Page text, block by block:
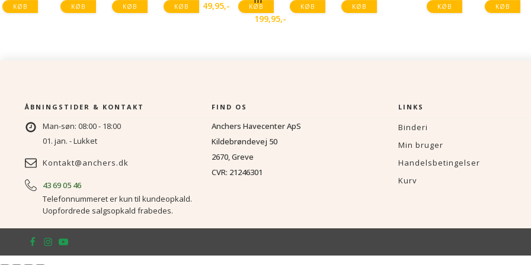
KØB KØB KØB KØB
139,95,-.
99,95,-.
KØB
49,95,- KØB
199,95,-
KØB KØB KØB
ÅBNINGSTIDER & KONTAKT
Man-søn: 08:00 - 18:00
01. jan. - Lukket
Kontakt@anchers.dk
43 69 05 46
Telefonnummeret er kun til kundeopkald.
Uopfordrede salgsopkald frabedes.
FIND OS
Anchers Havecenter ApS
Kildebrøndevej 50
2670, Greve
CVR: 21246301
LINKS
Binderi
Min bruger
Handelsbetingelser
Kurv